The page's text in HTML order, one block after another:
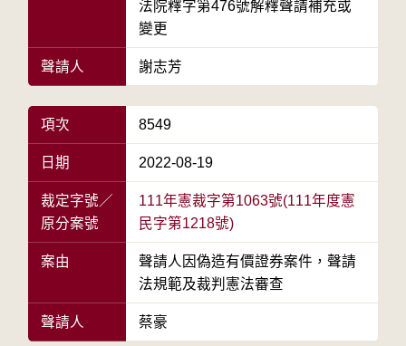
法院釋字第476號解釋聲請補充或
變更
聲請人 謝志芳
項次 8549
日期 2022-08-19
裁定字號／
原分案號
111年憲裁字第1063號(111年度憲
民字第1218號)
案由
聲請人因偽造有價證券案件，聲請
法規範及裁判憲法審查
聲請人 蔡豪